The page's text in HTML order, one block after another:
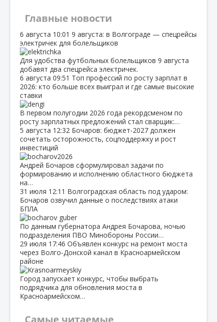
Главные новости
6 августа 10:01 9 августа: в Волгограде — спецрейсы
электричек для болельщиков
Для удобства футбольных болельщиков 9 августа
добавят два спецрейса электричек.
6 августа 09:51 Топ профессий по росту зарплат в
2026: кто больше всех выиграл и где самые высокие
ставки
В первом полугодии 2026 года рекордсменом по
росту зарплатных предложений стал сварщик:…
5 августа 12:32 Бочаров: бюджет‑2027 должен
сочетать осторожность, соцподдержку и рост
инвестиций
Андрей Бочаров сформулировал задачи по
формированию и исполнению областного бюджета
на…
31 июля 12:11 Волгоградская область под ударом:
Бочаров озвучил данные о последствиях атаки
БПЛА
По данным губернатора Андрея Бочарова, ночью
подразделения ПВО Минобороны России…
29 июля 17:46 Объявлен конкурс на ремонт моста
через Волго‑Донской канал в Красноармейском
районе
Город запускает конкурс, чтобы выбрать
подрядчика для обновления моста в
Красноармейском…
Самые читаемые